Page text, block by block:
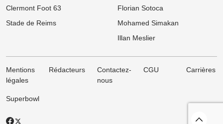
Clermont Foot 63
Stade de Reims
Florian Sotoca
Mohamed Simakan
Illan Meslier
Mentions
légales
Rédacteurs
Contactez-
nous
CGU Carrières
Superbowl